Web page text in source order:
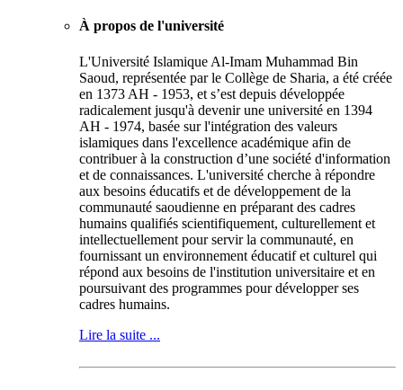
À propos de l'université
L'Université Islamique Al-Imam Muhammad Bin
Saoud, représentée par le Collège de Sharia, a été créée
en 1373 AH - 1953, et s’est depuis développée
radicalement jusqu'à devenir une université en 1394
AH - 1974, basée sur l'intégration des valeurs
islamiques dans l'excellence académique afin de
contribuer à la construction d’une société d'information
et de connaissances. L'université cherche à répondre
aux besoins éducatifs et de développement de la
communauté saoudienne en préparant des cadres
humains qualifiés scientifiquement, culturellement et
intellectuellement pour servir la communauté, en
fournissant un environnement éducatif et culturel qui
répond aux besoins de l'institution universitaire et en
poursuivant des programmes pour développer ses
cadres humains.
Lire la suite ...